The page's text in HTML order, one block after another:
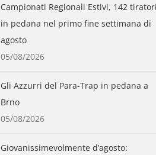
Campionati Regionali Estivi, 142 tiratori
in pedana nel primo fine settimana di
agosto
05/08/2026
Gli Azzurri del Para-Trap in pedana a
Brno
05/08/2026
Giovanissimevolmente d’agosto: